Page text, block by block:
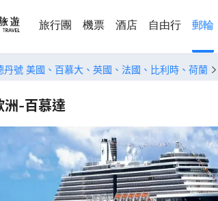
旅行團 機票 酒店 自由行 郵輪
丹號 美國、百慕大、英國、法國、比利時、荷蘭
洲-百慕達